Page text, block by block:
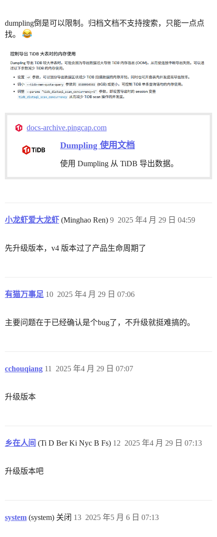
dumpling倒是可以限制。归档文档不支持搜索，只能一点点
找。
docs-archive.pingcap.com
Dumpling 使用文档
使用 Dumpling 从 TiDB 导出数据。
小龙虾爱大龙虾 (Minghao Ren) 2025 年4 月 29 日 04:59
9
先升级版本，v4 版本过了产品生命周期了
有猫万事足 2025 年4 月 29 日 07:06
10
主要问题在于已经确认是个bug了，不升级就挺难搞的。
cchouqiang 2025 年4 月 29 日 07:07
11
升级版本
乡在人间 (Ti D Ber Ki Nyc B Fs) 2025 年4 月 29 日 07:13
12
升级版本吧
system (system) 关闭 2025 年5 月 6 日 07:13
13